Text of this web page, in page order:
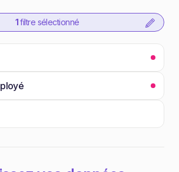
1 filtre sélectionné